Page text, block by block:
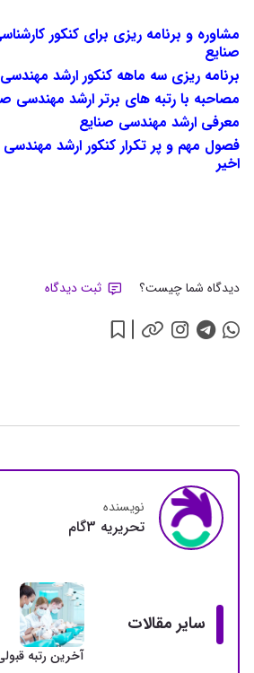
مشاوره و برنامه ریزی برای کنکور
صنایع
برنامه ریزی سه ماهه کنکور ارشد
مصاحبه با رتبه های برتر ارشد مهندسی
معرفی ارشد مهندسی صنایع
فصول مهم و پر تکرار کنکور ارشد
اخیر
دیدگاه شما چیست؟ ثبت دیدگاه
نویسنده
تحريريه 3گام
سایر مقالات
آخرین رتبه